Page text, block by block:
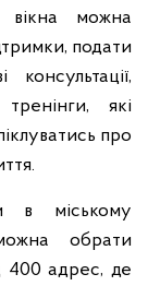
можна
подати
які
про
в міському
обрати
400 адрес, де